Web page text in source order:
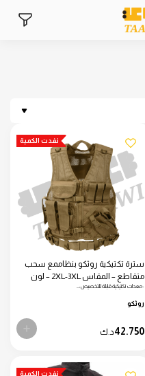
نفدت الكمية
سترة تكتيكية روثكو بنظاممع سحب
متقاطع – المقاس 2XL-3XL – لون
كايوتي
-معدات تكتيكية قابلة للتخصيص:…
روثكو
42.750د.ك
نفدت الكمية